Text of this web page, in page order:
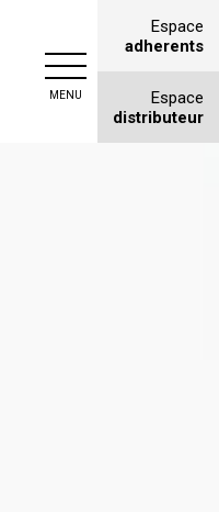
Espace
adherents
Espace
distributeur